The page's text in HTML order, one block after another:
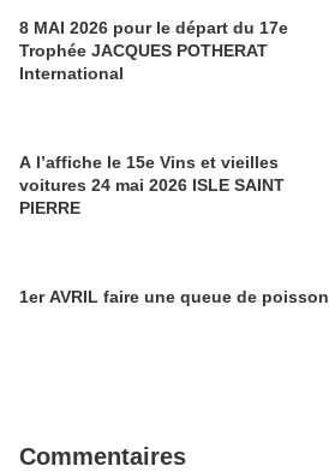
8 MAI 2026 pour le départ du 17e
Trophée JACQUES POTHERAT
International
A l’affiche le 15e Vins et vieilles
voitures 24 mai 2026 ISLE SAINT
PIERRE
1er AVRIL faire une queue de poisson
Commentaires